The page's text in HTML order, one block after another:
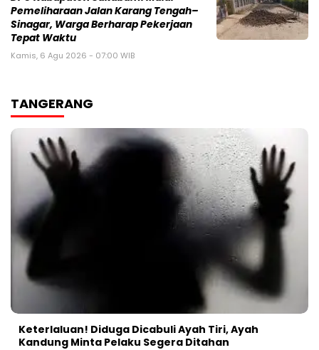
Pemeliharaan Jalan Karang Tengah–
Sinagar, Warga Berharap Pekerjaan
Tepat Waktu
Kamis, 6 Agu 2026 - 07:00 WIB
TANGERANG
Keterlaluan! Diduga Dicabuli Ayah Tiri, Ayah
Kandung Minta Pelaku Segera Ditahan